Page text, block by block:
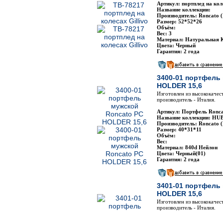
Артикул: портплед на
Название коллекции:
Производитель: Roncato
Размер: 52*52*26
Объём:
Вес: 3
Материал: Натуральная
Цвета: Черный
Гарантия: 2 года
3400-01
HOLDER 15,6
Изготовлен из
производитель - Италия.
Артикул: Портфель
Название коллекции:
Производитель: Roncato
Размер: 40*31*11
Объём:
Вес:
Материал: 840d Нейлон
Цвета: Черный(01)
Гарантия: 2 года
3401-01
HOLDER 15,6
Изготовлен из
производитель - Италия.